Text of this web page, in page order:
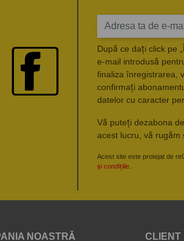
După ce dați click pe
e-mail introdusă
finaliza înregistrarea,
confirmați
datelor cu caracter
Vă puteți dezabona
acest lucru, vă rugăm
Acest site este protejat de
și condițiile
NOASTRĂ CLIENT